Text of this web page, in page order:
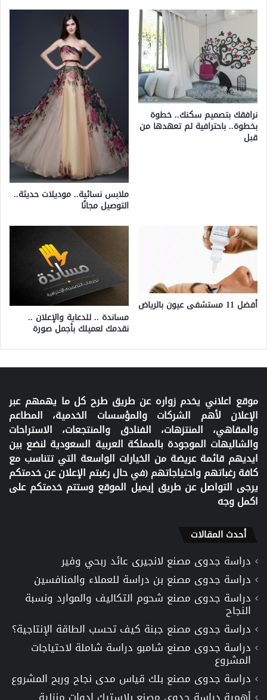
نرافقك بتصميم سكنك.. خطوة
بخطوة.. باحترافية لم تعهدها من
قبل
ملابس نسائية.. موديلات حديثة..
التوصيل مجانًا
أفضل 11 مستشفى عيون بالرياض
مساندة .. للدعاية والإعلان ..
نقدمك لعميلك بأجمل صورة
موقع اعلاني يخدم زواره عن طريق طرح كل ما يهمهم عبر
الإعلان لأهم الشركات والمؤسسات الخدمية، المطاعم
والمقاهي، المنتزهات، الفنادق والمنتجعات، الاستراحات
والشاليهات الموجودة بالمملكة العربية السعودية لنضع بين
ايديهم قائمة عريضة من الخيارات الواسعة التي تتناسب مع
كافة رغباتهم واحتياجاتهم (في حال رغبتم الإعلان عن خدمتكم
يرجى التواصل عن طريق إيميل الموقع وستتم خدمتكم على
اكمل وجه
أحدث المقالات
دراسة جدوى مصنع لانجيرى عائد ربحي وفير
دراسة جدوى مصنع بن دراسة للعملاء والمنافسين
دراسة جدوى مصنع شحوم التكاليف والموارد ونسبة
النجاح
دراسة جدوى مصنع جبنة كيف تحسب الطاقة الإنتاجية؟
دراسة جدوى مصنع شامبو دراسة شاملة لاحتياجات
المشروع
دراسة جدوى مصنع بلك قياس مدى نجاح وربح المشروع